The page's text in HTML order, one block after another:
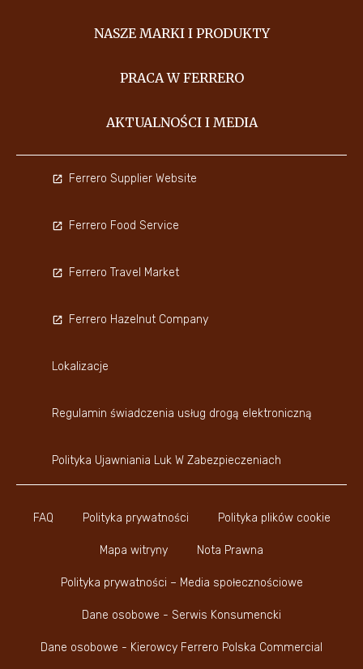
NASZE MARKI I PRODUKTY
PRACA W FERRERO
AKTUALNOŚCI I MEDIA
FAQ Polityka prywatności Polityka plików cookie
Mapa witryny Nota Prawna
Polityka prywatności – Media społecznościowe
Dane osobowe - Serwis Konsumencki
Dane osobowe - Kierowcy Ferrero Polska Commercial
Ferrero Supplier Website
Ferrero Food Service
Ferrero Travel Market
Ferrero Hazelnut Company
Lokalizacje
Regulamin świadczenia usług drogą elektroniczną
Polityka Ujawniania Luk W Zabezpieczeniach